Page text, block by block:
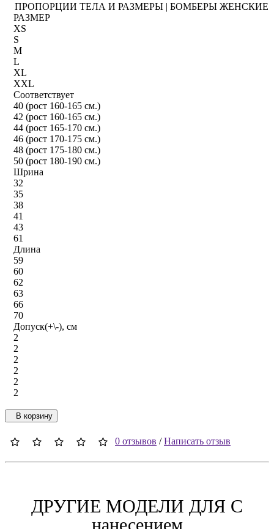
ПРОПОРЦИИ ТЕЛА И РАЗМЕРЫ | БОМБЕРЫ ЖЕНСКИЕ
РАЗМЕР
XS
S
M
L
XL
XXL
Соответствует
40 (рост 160-165 см.)
42 (рост 160-165 см.)
44 (рост 165-170 см.)
46 (рост 170-175 см.)
48 (рост 175-180 см.)
50 (рост 180-190 см.)
Шрина
32
35
38
41
43
61
Длина
59
60
62
63
66
70
Допуск(+\-), см
2
2
2
2
2
2
В корзину
0 отзывов /Написать отзыв
ДРУГИЕ МОДЕЛИ ДЛЯ C
нанесением